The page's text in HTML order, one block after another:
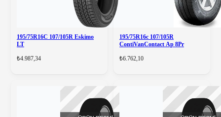
195/75R16C 107/105R Eskimo
LT
₺4.987,34
195/75R16c 107/105R
ContiVanContact Ap 8Pr
₺6.762,10